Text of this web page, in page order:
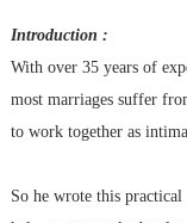
Introduction :
With over 35 years of
most marriages suffer
to work together as
So he wrote this